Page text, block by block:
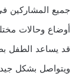
جميع المشاركين
أوضاع وحالات
قد يساعد الطفل
ويتواصل بشكل